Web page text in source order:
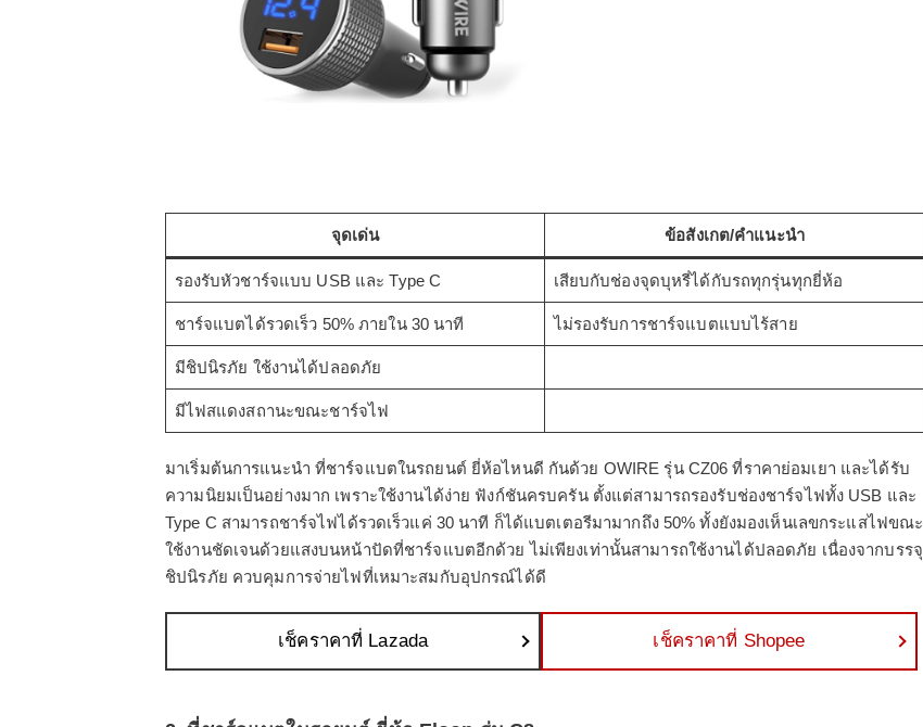
จุดเด่น ข้อสังเกต/คำแนะนำ
รองรับหัวชาร์จแบบ USB และ Type C เสียบกับช่องจุดบุหรี่ได้กับรถทุกรุ่นทุกยี่ห้อ
ชาร์จแบตได้รวดเร็ว 50% ภายใน 30 นาที ไม่รองรับการชาร์จแบตแบบไร้สาย
มีชิปนิรภัย ใช้งานได้ปลอดภัย
มีไฟสแดงสถานะขณะชาร์จไฟ
มาเริ่มต้นการแนะนำ ที่ชาร์จแบตในรถยนต์ ยี่ห้อไหนดี กันด้วย OWIRE รุ่น CZ06 ที่ราคาย่อมเยา และได้รับ
ความนิยมเป็นอย่างมาก เพราะใช้งานได้ง่าย ฟังก์ชันครบครัน ตั้งแต่สามารถรองรับช่องชาร์จไฟทั้ง USB และ
Type C สามารถชาร์จไฟได้รวดเร็วแค่ 30 นาที ก็ได้แบตเตอรีมามากถึง 50% ทั้งยังมองเห็นเลขกระแสไฟขณะ
ใช้งานชัดเจนด้วยแสงบนหน้าปัดที่ชาร์จแบตอีกด้วย ไม่เพียงเท่านั้นสามารถใช้งานได้ปลอดภัย เนื่องจากบรรจุ
ชิปนิรภัย ควบคุมการจ่ายไฟที่เหมาะสมกับอุปกรณ์ได้ดี
เช็คราคาที่ Lazada เช็คราคาที่ Shopee